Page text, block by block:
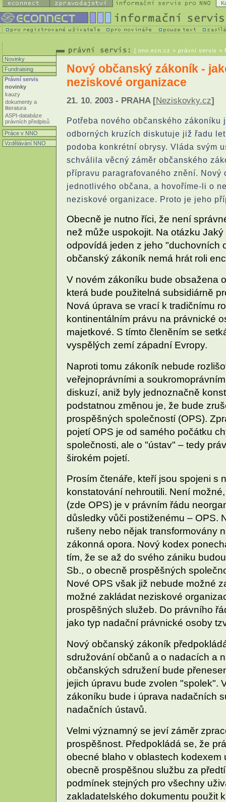
[ nno.ecn.cz > právní servis >
Novinky
Fundraising
Právní servis
novinky
kauzy
dokumenty a
literatura
ASPI-databáze
právních předpisů
Práce v NNO
Vzdělávání NNO
Nový občanský zákoník -
neziskové organizace
21. 10. 2003 - PRAHA [Neziskovky.cz]
Potřeba nového občanského
odborných kruzích diskutuje již řadu
podoba konkrétní obrysy. Vláda svým
schválila věcný záměr občanského
přípravu paragrafovaného znění.
jednotlivého občana, a hovoříme-li o
neziskové organizace. Proto je jeho
Obecně je nutno říci, že není
než může uspokojit. Na otázku
odpovídá jeden z jeho "duchovních
občanský zákoník nemá hrát roli
V novém zákoníku bude obsažena
která bude použitelná subsidiárně
Nová úprava se vrací k tradičnímu
kontinentálním právu na právnické
majetkové. S tímto členěním se
vyspělých zemí západní Evropy.
Naproti tomu zákoník nebude
veřejnoprávními a
diskuzí, aniž byly jednoznačně
podstatnou změnou je, že bude
prospěšných společností (OPS).
pojetí OPS je od samého počátku
společnosti, ale o "ústav" – tedy
širokém pojetí.
Prosím čtenáře, kteří jsou spojeni s
konstatování nehroutili. Není
(zde OPS) je v právním řádu
důsledky vůči postiženému – OPS.
rušeny nebo nějak transformovány
zákonná opora. Nový kodex
tím, že se až do svého zániku
Sb., o obecně prospěšných
Nové OPS však již nebude možné
možné zakládat neziskové
prospěšných služeb. Do právního
jako typ nadační právnické osoby
Nový občanský zákoník
sdružování občanů a o nadacích a
občanských sdružení bude
jejich úpravu bude zvolen "spolek".
zákoníku bude i úprava nadačních
nadačních ústavů.
Velmi významný se jeví záměr
prospěšnost. Předpokládá se, že
obecné blaho v oblastech
obecně prospěšnou službu za
podmínek stejných pro všechny
zakladatelského dokumentu použit